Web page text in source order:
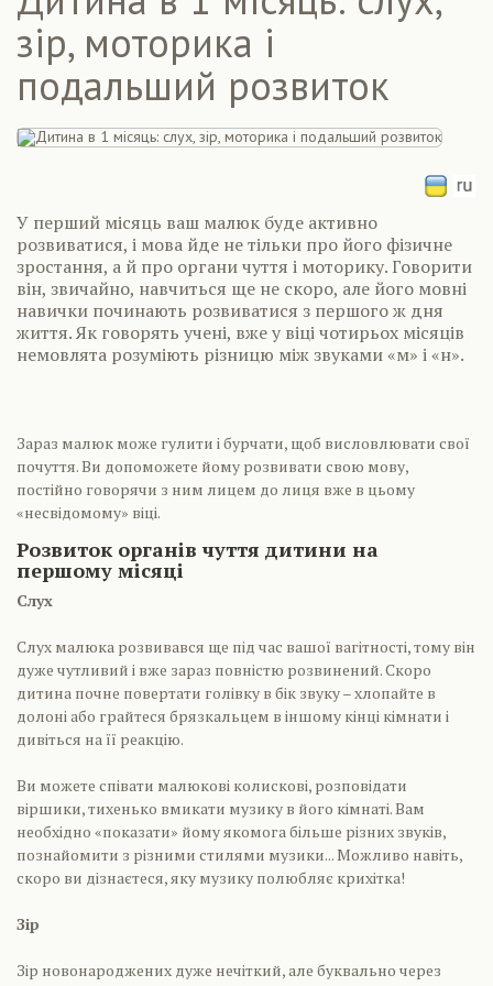
зір, моторика і
подальший розвиток
У перший місяць ваш малюк буде активно
розвиватися, і мова йде не тільки про його фізичне
зростання, а й про органи чуття і моторику. Говорити
він, звичайно, навчиться ще не скоро, але його мовні
навички починають розвиватися з першого ж дня
життя. Як говорять учені, вже у віці чотирьох місяців
немовлята розуміють різницю між звуками «м» і «н».
Зараз малюк може гулити і бурчати, щоб висловлювати свої
почуття. Ви допоможете йому розвивати свою мову,
постійно говорячи з ним лицем до лиця вже в цьому
«несвідомому» віці.
Розвиток органів чуття дитини на
першому місяці
Слух
Слух малюка розвивався ще під час вашої вагітності, тому він
дуже чутливий і вже зараз повністю розвинений. Скоро
дитина почне повертати голівку в бік звуку – хлопайте в
долоні або грайтеся брязкальцем в іншому кінці кімнати і
дивіться на її реакцію.
Ви можете співати малюкові колискові, розповідати
віршики, тихенько вмикати музику в його кімнаті. Вам
необхідно «показати» йому якомога більше різних звуків,
познайомити з різними стилями музики... Можливо навіть,
скоро ви дізнаєтеся, яку музику полюбляє крихітка!
Зір
Зір новонароджених дуже нечіткий, але буквально через